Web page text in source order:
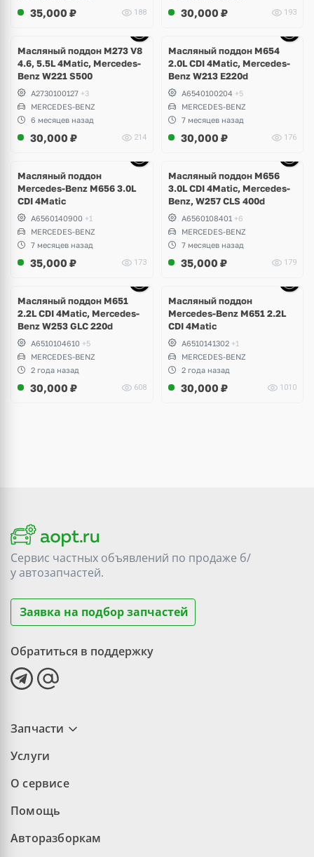
35,000 ₽ 188 30,000 ₽ 193
Масляный поддон M273 V8
4.6, 5.5L 4Matic, Mercedes-
Benz W221 S500
A2730100127 +3
MERCEDES-BENZ
6 месяцев назад
30,000 ₽ 214
Масляный поддон M654
2.0L CDI 4Matic, Mercedes-
Benz W213 E220d
A6540100204 +5
MERCEDES-BENZ
7 месяцев назад
30,000 ₽ 176
Масляный поддон
Mercedes-Benz M656 3.0L
CDI 4Matic
A6560140900 +1
MERCEDES-BENZ
7 месяцев назад
35,000 ₽ 173
Масляный поддон M656
3.0L CDI 4Matic, Mercedes-
Benz, W257 CLS 400d
A6560108401 +6
MERCEDES-BENZ
7 месяцев назад
35,000 ₽ 179
Масляный поддон M651
2.2L CDI 4Matic, Mercedes-
Benz W253 GLC 220d
A6510104610 +5
MERCEDES-BENZ
2 года назад
30,000 ₽ 608
Масляный поддон
Mercedes-Benz M651 2.2L
CDI 4Matic
A6510141302 +1
MERCEDES-BENZ
2 года назад
30,000 ₽ 1010
Сервис частных объявлений по продаже б/
уавтозапчастей.
Заявка на подбор запчастей
Обратиться в поддержку
Запчасти
Услуги
О сервисе
Помощь
Авторазборкам